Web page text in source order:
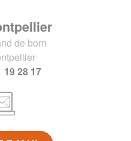
de born
19 28 17